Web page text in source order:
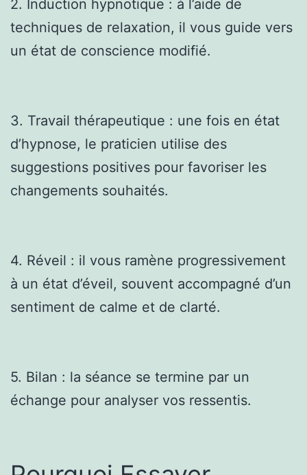
2. Induction hypnotique : à l’aide de
techniques de relaxation, il vous guide vers
un état de conscience modifié.
3. Travail thérapeutique : une fois en état
d’hypnose, le praticien utilise des
suggestions positives pour favoriser les
changements souhaités.
4. Réveil : il vous ramène progressivement
à un état d’éveil, souvent accompagné d’un
sentiment de calme et de clarté.
5. Bilan : la séance se termine par un
échange pour analyser vos ressentis.